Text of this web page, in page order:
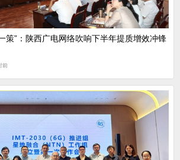
策”：陕西广电网络吹响下半年提质增效冲锋
前